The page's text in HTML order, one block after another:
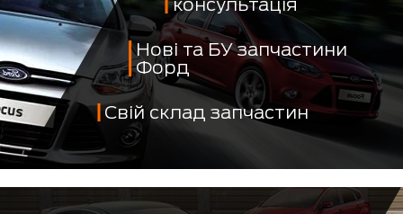
консультація
Нові та БУ запчастини
Форд
Свій склад запчастин